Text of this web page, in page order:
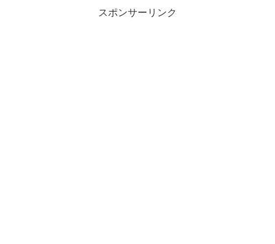
スポンサーリンク